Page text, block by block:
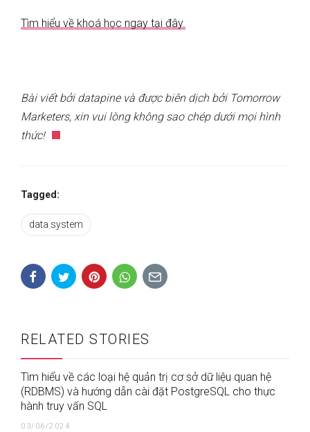
Tìm hiểu về khoá học ngay tại đây.
Bài viết bởi datapine và được biên dịch bởi Tomorrow
Marketers, xin vui lòng không sao chép dưới mọi hình
thức!
Tagged:
data system
RELATED STORIES
Tìm hiểu về các loại hệ quản trị cơ sở dữ liệu quan hệ
(RDBMS) và hướng dẫn cài đặt PostgreSQL cho thực
hành truy vấn SQL
03/06/2024